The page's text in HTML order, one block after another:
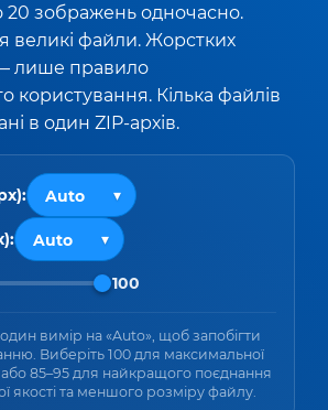
20 зображень одночасно.
великі файли. Жорстких
— лише правило
користування. Кілька файлів
в один ZIP-архів.
100
вимір на «Auto», щоб запобігти
Виберіть 100 для максимальної
або 85–95 для найкращого поєднання
якості та меншого розміру файлу.